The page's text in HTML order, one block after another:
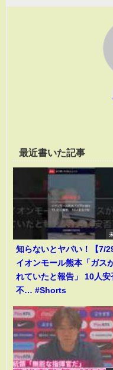
最近書いた記事
知らないとヤバい！【7/29
イオンモール熊本「ガス
れていたと報告」 10人安
不… #Shorts